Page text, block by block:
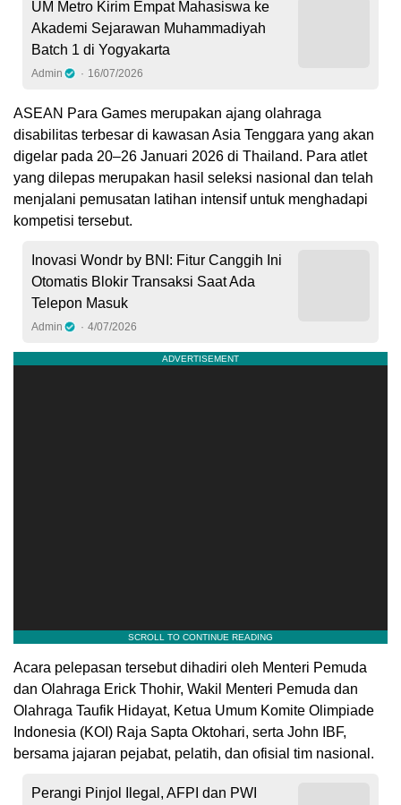
UM Metro Kirim Empat Mahasiswa ke
Akademi Sejarawan Muhammadiyah
Batch 1 di Yogyakarta
Admin 16/07/2026
ASEAN Para Games merupakan ajang olahraga
disabilitas terbesar di kawasan Asia Tenggara yang akan
digelar pada 20–26 Januari 2026 di Thailand. Para atlet
yang dilepas merupakan hasil seleksi nasional dan telah
menjalani pemusatan latihan intensif untuk menghadapi
kompetisi tersebut.
Inovasi Wondr by BNI: Fitur Canggih Ini
Otomatis Blokir Transaksi Saat Ada
Telepon Masuk
Admin 4/07/2026
Acara pelepasan tersebut dihadiri oleh Menteri Pemuda
dan Olahraga Erick Thohir, Wakil Menteri Pemuda dan
Olahraga Taufik Hidayat, Ketua Umum Komite Olimpiade
Indonesia (KOI) Raja Sapta Oktohari, serta John IBF,
bersama jajaran pejabat, pelatih, dan ofisial tim nasional.
Perangi Pinjol Ilegal, AFPI dan PWI